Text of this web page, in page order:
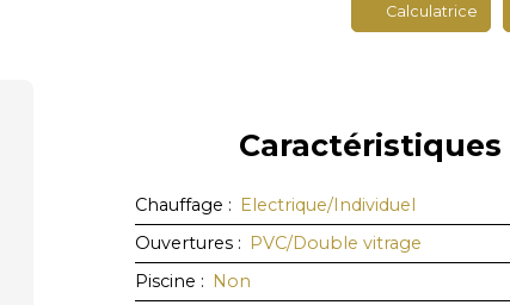
Calculatrice
Caractéristiques
Chauffage : Electrique/Individuel
Ouvertures : PVC/Double vitrage
Piscine : Non